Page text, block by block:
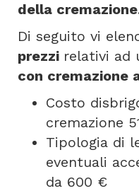
della cremazione
Di seguito vi
prezzi relativi ad
con cremazione
Costo
cremazione
Tipologia di
eventuali
da 600 €